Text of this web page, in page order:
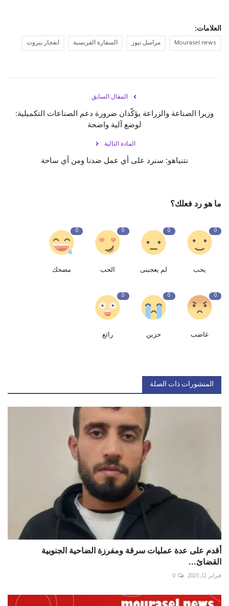
العلامات:
Mourasel news مراسل نيوز السفارة الفرنسية انفجار بيروت
المقال السابق
وزيرا الصناعة والزراعة يؤكّدان ضرورة دعم الصناعات التكميلية:
لوضع آلية واضحة
المادة التالية
نتنياهو: سنرد على أي عمل ضدنا ومن أي ساحة
ما هو رد فعلك؟
0
يحب
0
لم يعجبنى
0
الحب
0
مضحك
0
غاضب
0
حزين
0
رائع
المنشورات ذات الصلة
أقدم على عدة عمليات سرقة ومفرزة الضاحية الجنوبية
القضائ...
فبراير 12, 2025 0